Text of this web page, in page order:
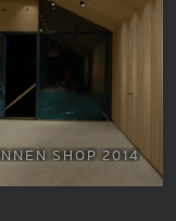
SNOWBOARD
SNOWBOARD
SNOWBOARD
SNOWBOARD
SHOP 2014